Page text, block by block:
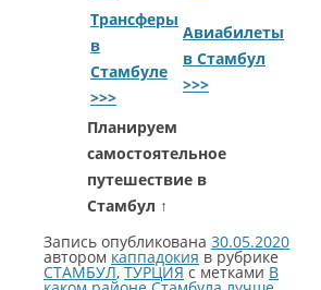
Трансферы
в
Стамбуле
>>>
Авиабилеты
в Стамбул
>>>
Планируем
самостоятельное
путешествие в
Стамбул ↑
Запись опубликована 30.05.2020
автором каппадокия в рубрике
СТАМБУЛ,ТУРЦИЯс метками В